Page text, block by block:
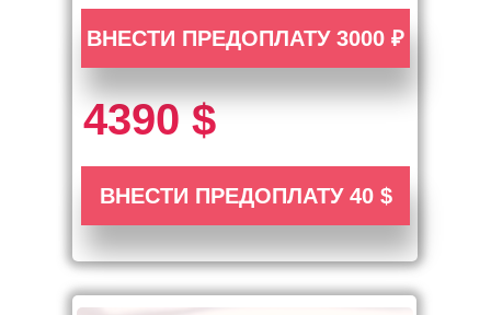
4390 $
ВНЕСТИ ПРЕДОПЛАТУ 40 $
ВНЕСТИ ПРЕДОПЛАТУ 3000 ₽